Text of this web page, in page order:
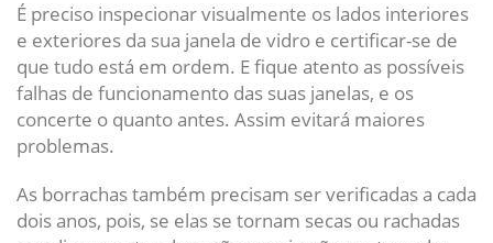
É preciso inspecionar visualmente os lados interiores
e exteriores da sua janela de vidro e certificar-se de
que tudo está em ordem. E fique atento as possíveis
falhas de funcionamento das suas janelas, e os
concerte o quanto antes. Assim evitará maiores
problemas.
As borrachas também precisam ser verificadas a cada
dois anos, pois, se elas se tornam secas ou rachadas